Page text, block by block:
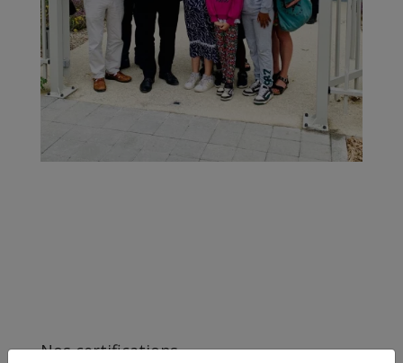
Nos certifications